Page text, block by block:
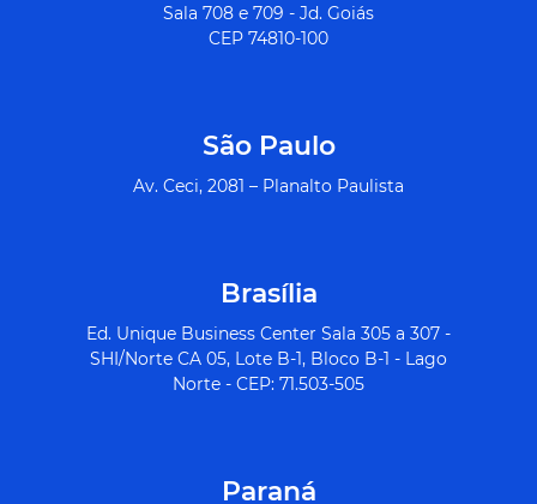
Sala 708 e 709 - Jd. Goiás
CEP 74810-100
São Paulo
Av. Ceci, 2081 – Planalto Paulista
Brasília
Ed. Unique Business Center Sala 305 a 307 -
SHI/Norte CA 05, Lote B-1, Bloco B-1 - Lago
Norte - CEP: 71.503-505
Paraná